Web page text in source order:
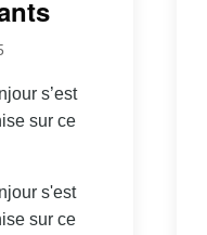
s’est
sur ce
s'est
sur ce